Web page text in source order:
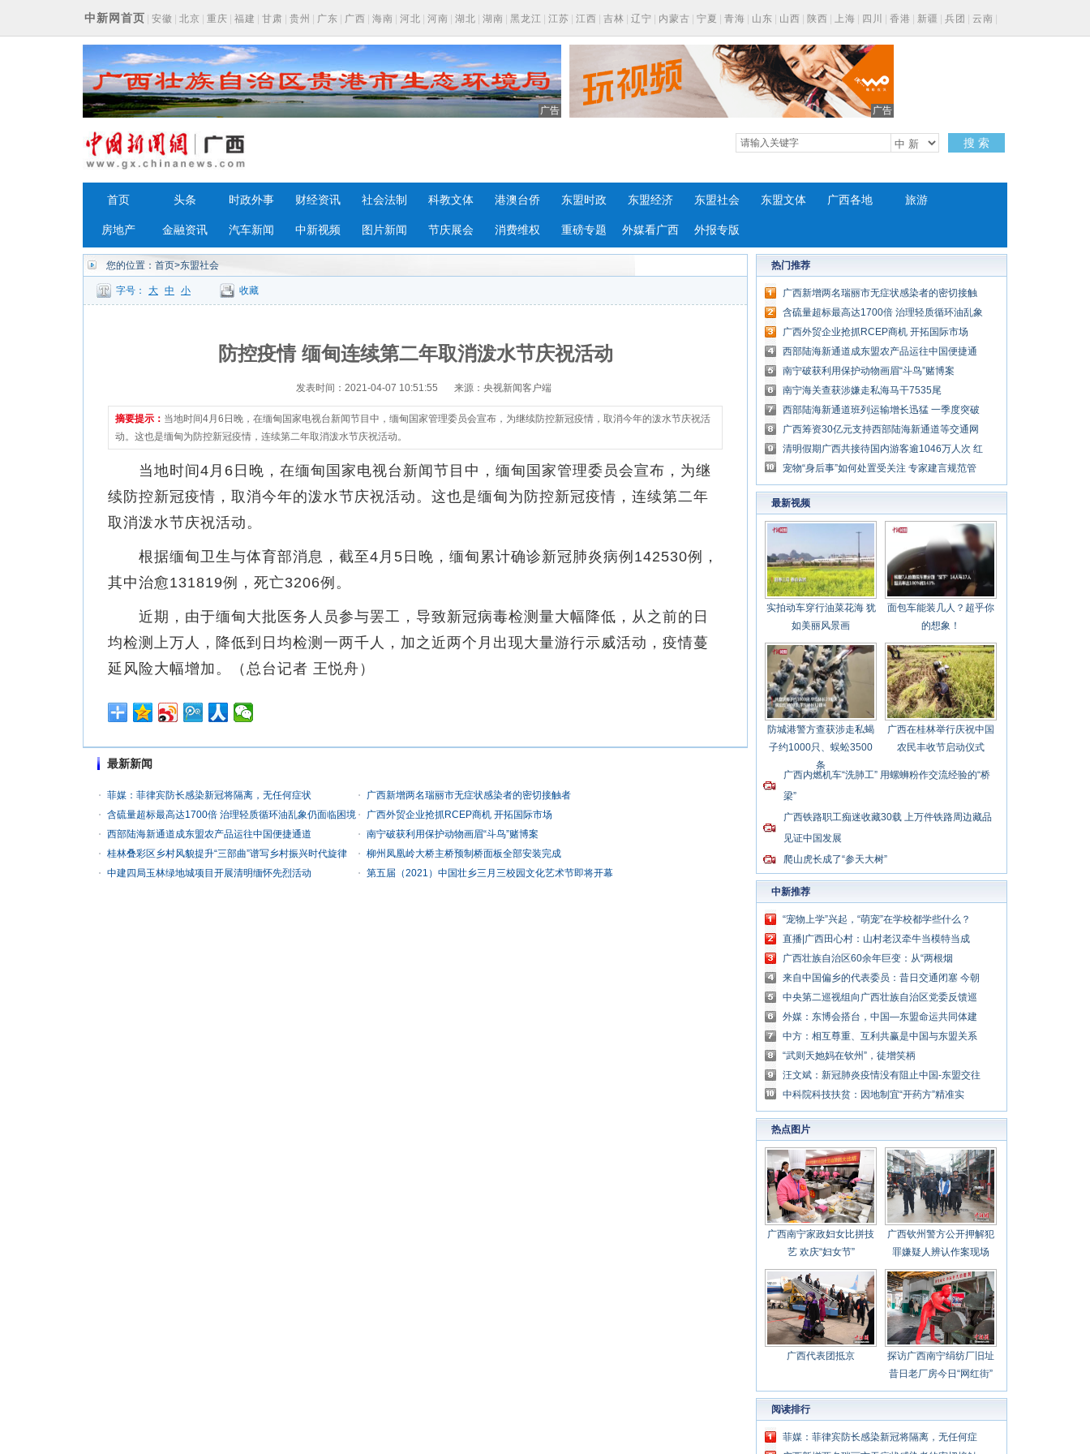
中新网首页 安徽 北京 重庆 福建 甘肃 贵州 广东 广西 海南 河北 河南 湖北 湖南 黑龙江 江苏 江西 吉林 辽宁 内蒙古 宁夏 青海 山东 山西 陕西 上海 四川 香港 新疆 兵团 云南
广告 广告
搜 索
首页 头条 时政外事 财经资讯 社会法制 科教文体 港澳台侨 东盟时政 东盟经济 东盟社会 东盟文体 广西各地 旅游
房地产 金融资讯 汽车新闻 中新视频 图片新闻 节庆展会 消费维权 重磅专题 外媒看广西 外报专版
您的位置： 首页>东盟社会
字号： 大 中 小 收藏
防控疫情 缅甸连续第二年取消泼水节庆祝活动
发表时间：2021-04-07 10:51:55 来源：央视新闻客户端
摘要提示： 当地时间4月6日晚，在缅甸国家电视台新闻节目中，缅甸国家管理委员会宣布，为继续防控新冠疫情，取消今年的泼水节庆祝活
动。这也是缅甸为防控新冠疫情，连续第二年取消泼水节庆祝活动。
当地时间4月6日晚，在缅甸国家电视台新闻节目中，缅甸国家管理委员会宣布，为继
续防控新冠疫情，取消今年的泼水节庆祝活动。这也是缅甸为防控新冠疫情，连续第二年
取消泼水节庆祝活动。
根据缅甸卫生与体育部消息，截至4月5日晚，缅甸累计确诊新冠肺炎病例142530例，
其中治愈131819例，死亡3206例。
近期，由于缅甸大批医务人员参与罢工，导致新冠病毒检测量大幅降低，从之前的日
均检测上万人，降低到日均检测一两千人，加之近两个月出现大量游行示威活动，疫情蔓
延风险大幅增加。（总台记者 王悦舟）
最新新闻
菲媒：菲律宾防长感染新冠将隔离，无任何症状
广西新增两名瑞丽市无症状感染者的密切接触者
含硫量超标最高达1700倍 治理轻质循环油乱象仍面临困境
广西外贸企业抢抓RCEP商机 开拓国际市场
西部陆海新通道成东盟农产品运往中国便捷通道
南宁破获利用保护动物画眉“斗鸟”赌博案
桂林叠彩区乡村风貌提升“三部曲”谱写乡村振兴时代旋律
柳州凤凰岭大桥主桥预制桥面板全部安装完成
中建四局玉林绿地城项目开展清明缅怀先烈活动
第五届（2021）中国壮乡三月三校园文化艺术节即将开幕
热门推荐
广西新增两名瑞丽市无症状感染者的密切接触
者
含硫量超标最高达1700倍 治理轻质循环油乱象
仍面临困境
广西外贸企业抢抓RCEP商机 开拓国际市场
西部陆海新通道成东盟农产品运往中国便捷通
道
南宁破获利用保护动物画眉“斗鸟”赌博案
南宁海关查获涉嫌走私海马干7535尾
西部陆海新通道班列运输增长迅猛 一季度突破
66000标准箱
广西筹资30亿元支持西部陆海新通道等交通网
建设
清明假期广西共接待国内游客逾1046万人次 红
色旅游受追捧
宠物“身后事”如何处置受关注 专家建言规范管
理
最新视频
实拍动车穿行油菜花海 犹
如美丽风景画
面包车能装几人？超乎你
的想象！
防城港警方查获涉走私蝎
子约1000只、蜈蚣3500
条
广西在桂林举行庆祝中国
农民丰收节启动仪式
广西内燃机车“洗肺工” 用螺蛳粉作交流经验的“桥
梁”
广西铁路职工痴迷收藏30载 上万件铁路周边藏品
见证中国发展
爬山虎长成了“参天大树”
中新推荐
“宠物上学”兴起，“萌宠”在学校都学些什么？
直播|广西田心村：山村老汉牵牛当模特当成
了“网红”
广西壮族自治区60余年巨变：从“两根烟
囱”到“广西制造”走向东盟
来自中国偏乡的代表委员：昔日交通闭塞 今朝
驱车直达家门
中央第二巡视组向广西壮族自治区党委反馈巡
视情况
外媒：东博会搭台，中国—东盟命运共同体建
设添动力
中方：相互尊重、互利共赢是中国与东盟关系
发展的鲜明印记
“武则天她妈在钦州”，徒增笑柄
汪文斌：新冠肺炎疫情没有阻止中国-东盟交往
合作
中科院科技扶贫：因地制宜“开药方”精准实
施“拔穷根”
热点图片
广西南宁家政妇女比拼技
艺 欢庆“妇女节”
广西钦州警方公开押解犯
罪嫌疑人辨认作案现场
广西代表团抵京
探访广西南宁绢纺厂旧址
昔日老厂房今日“网红街”
阅读排行
菲媒：菲律宾防长感染新冠将隔离，无任何症